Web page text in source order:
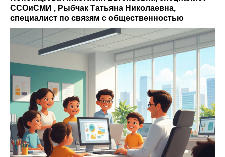
ССОиСМИ , Рыбчак Татьяна Николаевна,
специалист по связям с общественностью